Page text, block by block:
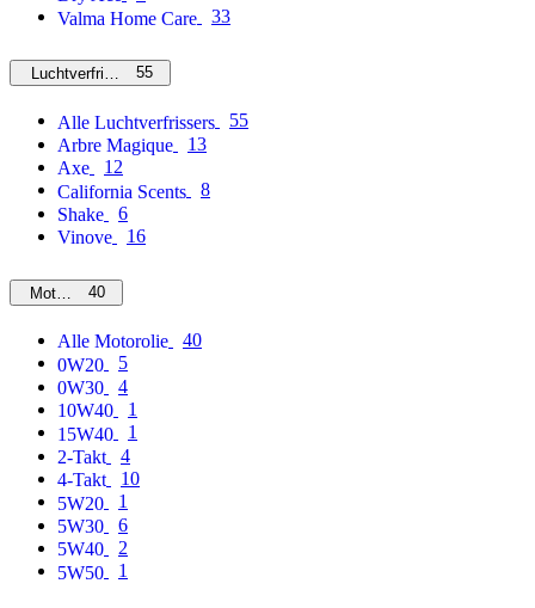
Valma Home Care
33
Luchtverfrissers55
Alle Luchtverfrissers
55
Arbre Magique
13
Axe
12
California Scents
8
Shake
6
Vinove
16
Motorolie40
Alle Motorolie
40
0W20
5
0W30
4
10W40
1
15W40
1
2-Takt
4
4-Takt
10
5W20
1
5W30
6
5W40
2
5W50
1